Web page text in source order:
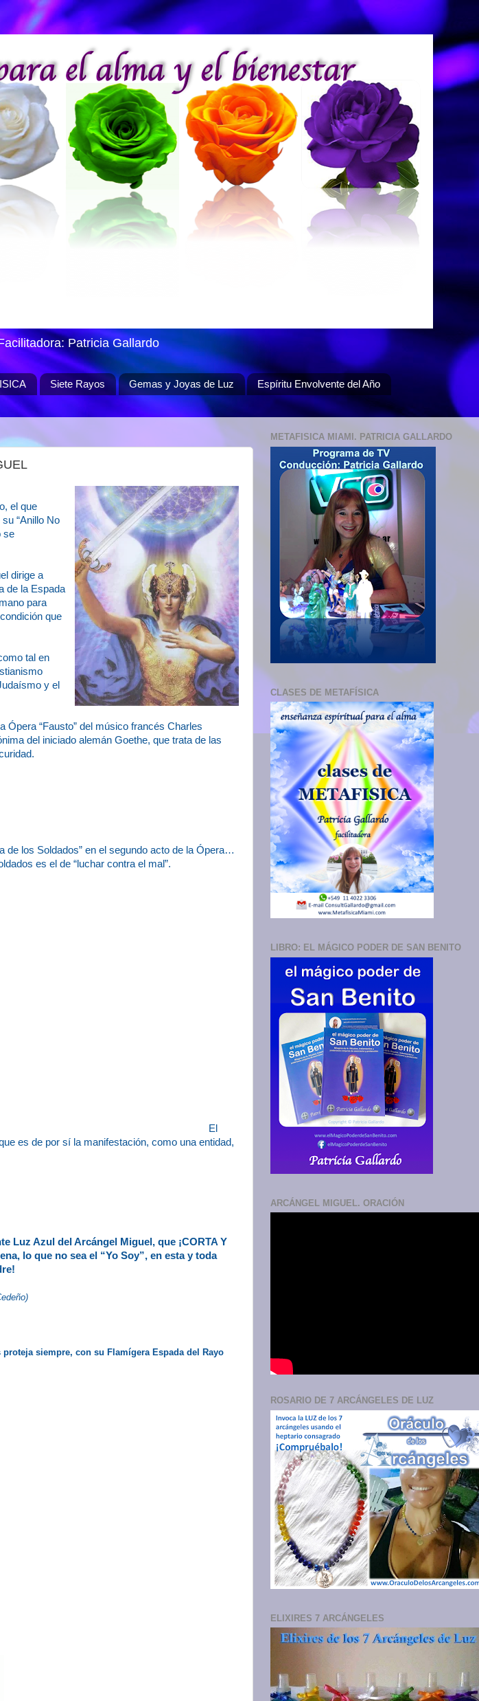
Patricia Gallardo
Siete Rayos Gemas y Joyas de Luz
Espíritu Envolvente del Año
el que
“Anillo No
se
dirige a
de la Espada
para
que
tal en
y el
Ópera “Fausto” del músico francés Charles
del iniciado alemán Goethe, que trata de las
de los Soldados” en el segundo acto de la Ópera…
es el de “luchar contra el mal”.
El
es de por sí la manifestación, como una entidad,
Luz Azul del Arcángel Miguel, que ¡CORTA Y
lo que no sea el “Yo Soy”, en esta y toda
siempre, con su Flamígera Espada del Rayo
METAFISICA MIAMI. PATRICIA GALLARDO
CLASES DE METAFÍSICA
LIBRO: EL MÁGICO PODER DE SAN BENITO
ARCÁNGEL MIGUEL. ORACIÓN
ROSARIO DE 7 ARCÁNGELES DE LUZ
ELIXIRES 7 ARCÁNGELES